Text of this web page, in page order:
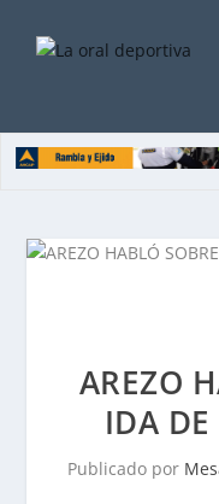
AREZO
IDA
Publicado por